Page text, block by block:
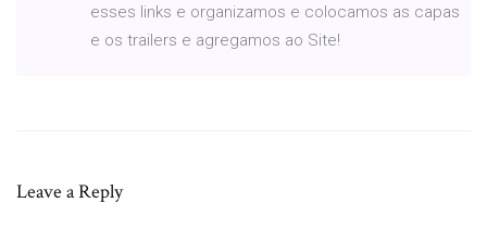
esses links e organizamos e colocamos as capas
e os trailers e agregamos ao Site!
Leave a Reply